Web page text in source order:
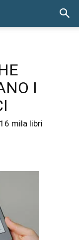
I
mila libri